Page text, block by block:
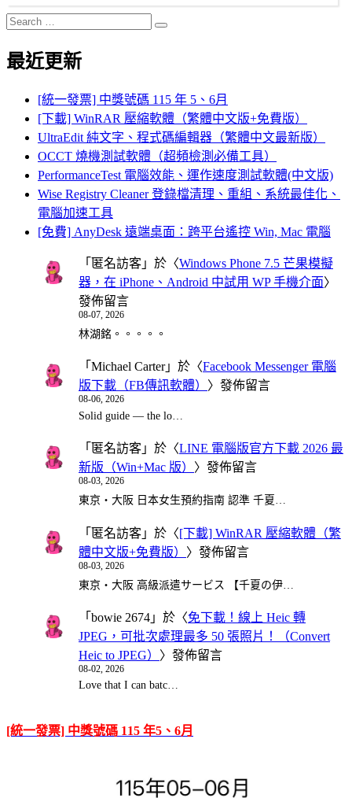
Search
for:
Search
最近更新
[統一發票] 中獎號碼 115 年 5、6月
[下載] WinRAR 壓縮軟體（繁體中文版+免費版）
UltraEdit 純文字、程式碼編輯器（繁體中文最新版）
OCCT 燒機測試軟體（超頻檢測必備工具）
PerformanceTest 電腦效能、運作速度測試軟體(中文版)
Wise Registry Cleaner 登錄檔清理、重組、系統最佳化、
電腦加速工具
[免費] AnyDesk 遠端桌面：跨平台遙控 Win, Mac 電腦
「 匿名訪客 」於〈Windows Phone 7.5 芒果模擬
器，在 iPhone、Android 中試用 WP 手機介面〉
發佈留言
08-07, 2026
林湖銘。。。。。
「 Michael Carter」於〈Facebook Messenger 電腦
版下載（FB傳訊軟體）
〉發佈留言
08-06, 2026
Solid guide — the lo…
「 匿名訪客 」於〈LINE 電腦版官方下載 2026 最
新版（Win+Mac 版） 〉發佈留言
08-03, 2026
東京・大阪 日本女生預約指南 認準 千夏…
「 匿名訪客 」於〈[下載] WinRAR 壓縮軟體（繁
體中文版+免費版） 〉發佈留言
08-03, 2026
東京・大阪 高級派遣サービス 【千夏の伊…
「 bowie 2674 」於〈免下載！線上 Heic 轉
JPEG，可批次處理最多 50 張照片！（Convert
Heic to JPEG） 〉發佈留言
08-02, 2026
Love that I can batc…
[統一發票] 中獎號碼 115 年5、6月